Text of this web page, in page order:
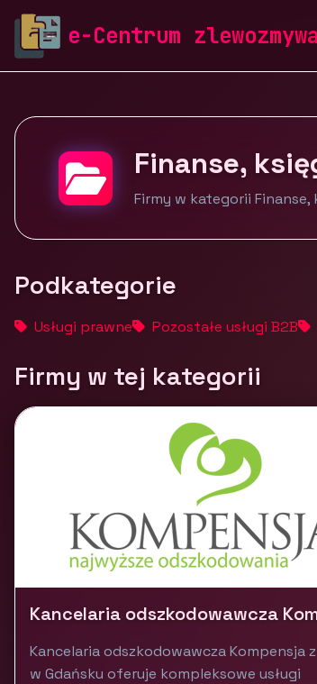
e-Centrum
zlewozmywaki-krosch.pl Firmy Usługi
Finanse,
Firmy w kategorii
Podkategorie
Usługi prawne Pozostałe usługi B2B
Firmy w tej kategorii
Kancelaria odszkodowawcza
Kancelaria odszkodowawcza Kompensja
w Gdańsku oferuje kompleksowe usługi